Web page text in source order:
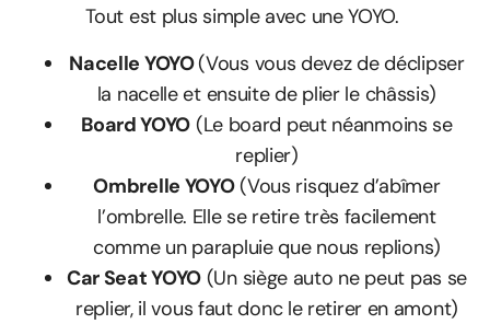
Tout est plus simple avec une YOYO.
Nacelle YOYO(Vous vous devez de déclipser
la nacelle et ensuite de plier le châssis)
Board YOYO (Le board peut néanmoins se
replier)
Ombrelle YOYO(Vous risquez d’abîmer
l’ombrelle. Elle se retire très facilement
comme un parapluie que nous replions)
Car Seat YOYO (Un siège auto ne peut pas se
replier, il vous faut donc le retirer en amont)